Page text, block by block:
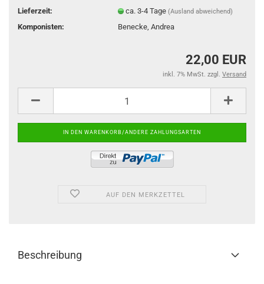
Lieferzeit:
ca. 3-4 Tage(Ausland abweichend)
Komponisten: Benecke, Andrea
22,00 EUR
inkl. 7% MwSt. zzgl. Versand
AUF DEN MERKZETTEL
Beschreibung